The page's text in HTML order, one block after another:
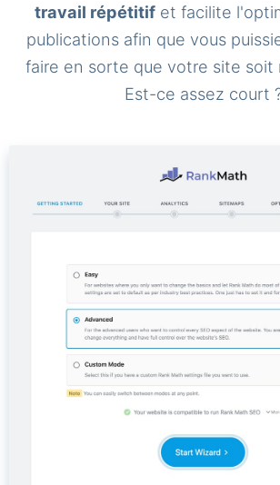
travail répétitif et facilite
publications afin que vous
faire en sorte que votre site soit
Est-ce assez court